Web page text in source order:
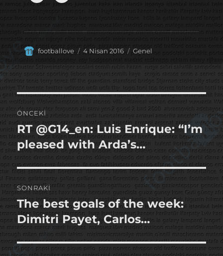
Yazar
footballove
Yayın
4 Nisan 2016 Kategoriler
Genel
Yazı
gezinmesi
ÖNCEKI
Önceki
yazı:
RT @G14_en: Luis Enrique: “I’m
pleased with Arda’s…
SONRAKI
Sonraki
yazı:
The best goals of the week:
Dimitri Payet, Carlos…